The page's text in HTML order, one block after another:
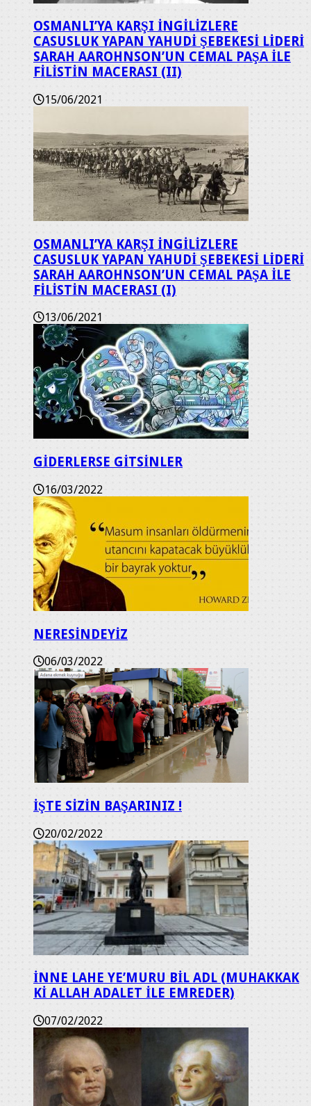
OSMANLI’YA KARŞI İNGİLİZLERE
CASUSLUK YAPAN YAHUDİ ŞEBEKESİ LİDERİ
SARAH AAROHNSON’UN CEMAL PAŞA İLE
FİLİSTİN MACERASI (II)
15/06/2021
OSMANLI’YA KARŞI İNGİLİZLERE
CASUSLUK YAPAN YAHUDİ ŞEBEKESİ LİDERİ
SARAH AAROHNSON’UN CEMAL PAŞA İLE
FİLİSTİN MACERASI (I)
13/06/2021
GİDERLERSE GİTSİNLER
16/03/2022
NERESİNDEYİZ
06/03/2022
İŞTE SİZİN BAŞARINIZ !
20/02/2022
İNNE LAHE YE’MURU BİL ADL (MUHAKKAK
Kİ ALLAH ADALET İLE EMREDER)
07/02/2022